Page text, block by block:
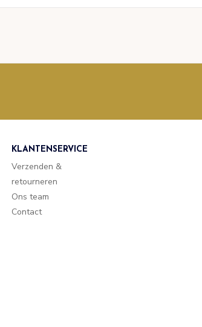
KLANTENSERVICE
Verzenden &
retourneren
Ons team
Contact